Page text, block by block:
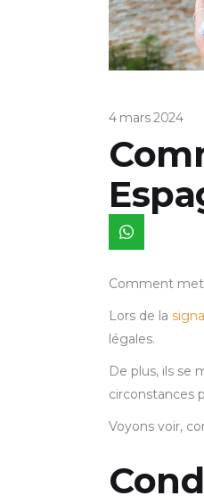
4 mars 2024
Comment
Lors de la
légales.
De plus, ils se
circonstances
Voyons voir,